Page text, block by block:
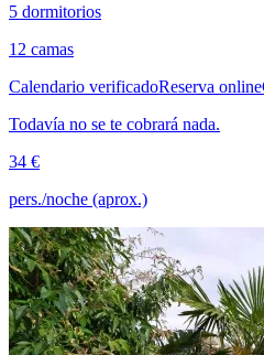
5 dormitorios
12 camas
Calendario verificadoReserva online
Todavía no se te cobrará nada.
34 €
pers./noche (aprox.)